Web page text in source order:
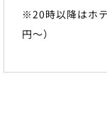
※20時以降はホ
円～）